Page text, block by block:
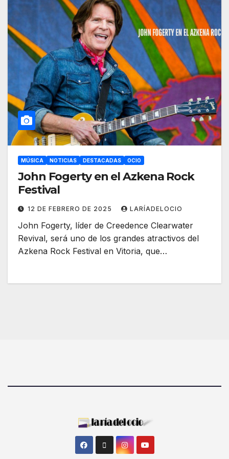
MÚSICA NOTICIAS DESTACADAS OCIO
John Fogerty en el Azkena Rock
Festival
12 DE FEBRERO DE 2025 LARÍADELOCIO
John Fogerty, líder de Creedence Clearwater
Revival, será uno de los grandes atractivos del
Azkena Rock Festival en Vitoria, que…